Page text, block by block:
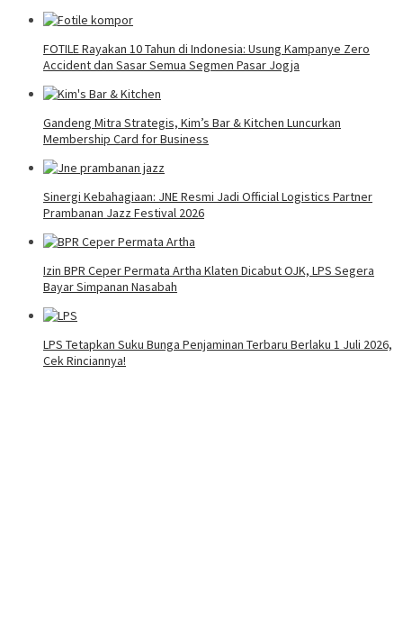
FOTILE Rayakan 10 Tahun di Indonesia: Usung Kampanye Zero
Accident dan Sasar Semua Segmen Pasar Jogja
Gandeng Mitra Strategis, Kim’s Bar & Kitchen Luncurkan
Membership Card for Business
Sinergi Kebahagiaan: JNE Resmi Jadi Official Logistics Partner
Prambanan Jazz Festival 2026
Izin BPR Ceper Permata Artha Klaten Dicabut OJK, LPS Segera
Bayar Simpanan Nasabah
LPS Tetapkan Suku Bunga Penjaminan Terbaru Berlaku 1 Juli 2026,
Cek Rinciannya!